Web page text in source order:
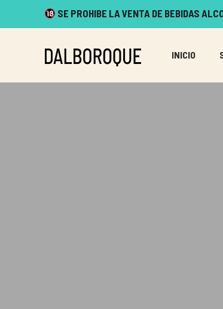
SE PROHIBE LA VENTA DE BEBIDAS
INICIO